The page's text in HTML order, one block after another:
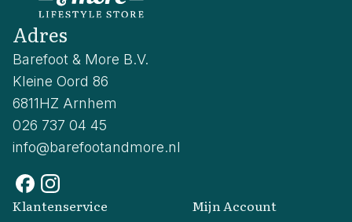
Adres
Barefoot & More B.V.
Kleine Oord 86
6811HZ Arnhem
026 737 04 45
info@barefootandmore.nl
Klantenservice Mijn Account